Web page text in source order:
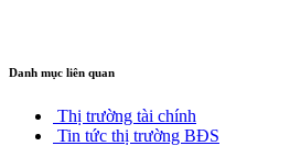
Danh mục liên quan
Thị trường tài chính
Tin tức thị trường BĐS